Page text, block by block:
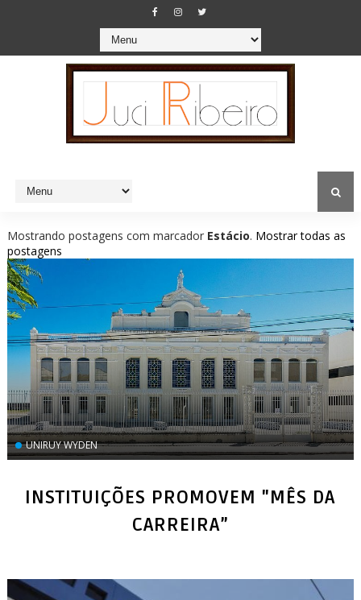
Mostrando postagens com marcador Estácio. Mostrar todas as
postagens
UNIRUY WYDEN
INSTITUIÇÕES PROMOVEM "MÊS DA
CARREIRA”